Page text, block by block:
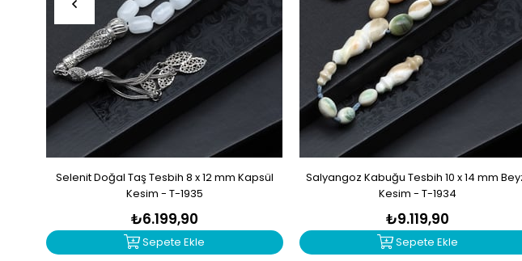
Selenit Doğal Taş Tesbih 8 x 12 mm Kapsül
Kesim - T-1935
₺6.199,90
Sepete Ekle
Salyangoz Kabuğu Tesbih 10 x 14 mm
Kesim - T-1934
₺9.119,90
Sepete Ekle